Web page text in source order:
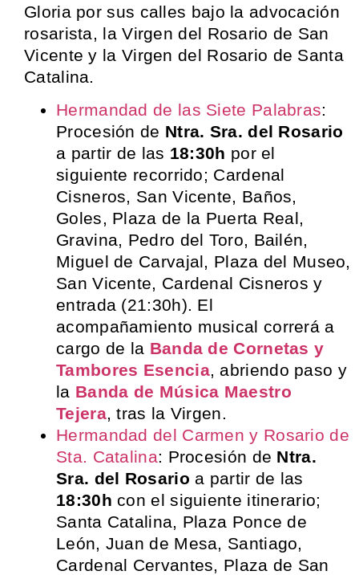
Gloria por sus calles bajo la advocación
rosarista, la Virgen del Rosario de San
Vicente y la Virgen del Rosario de Santa
Catalina.
Hermandad de las Siete Palabras:
Procesión de Ntra. Sra. del Rosario
a partir de las 18:30h por el
siguiente recorrido; Cardenal
Cisneros, San Vicente, Baños,
Goles, Plaza de la Puerta Real,
Gravina, Pedro del Toro, Bailén,
Miguel de Carvajal, Plaza del Museo,
San Vicente, Cardenal Cisneros y
entrada (21:30h). El
acompañamiento musical correrá a
cargo de la Banda de Cornetas y
Tambores Esencia, abriendo paso y
la Banda de Música Maestro
Tejera, tras la Virgen.
Hermandad del Carmen y Rosario de
Sta. Catalina: Procesión de Ntra.
Sra. del Rosario a partir de las
18:30h con el siguiente itinerario;
Santa Catalina, Plaza Ponce de
León, Juan de Mesa, Santiago,
Cardenal Cervantes, Plaza de San